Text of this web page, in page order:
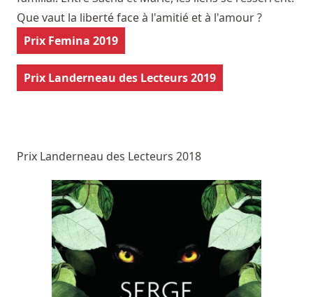
Que vaut la liberté face à l'amitié et à l'amour ?
Prix Femina 2019
Prix Landerneau des Lecteurs 2019
Prix Landerneau des Lecteurs 2018